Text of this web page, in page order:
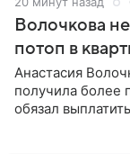
Волочкова
потоп в
Анастасия
получила более
обязал